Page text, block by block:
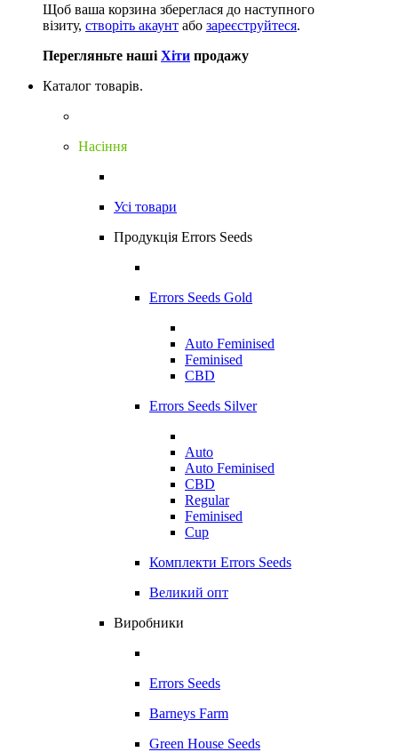
Щоб ваша корзина збереглася до наступного
візиту, створіть акаунт або зареєструйтеся.
Перегляньте наші Хіти продажу
Каталог товарів.
Насіння
Усі товари
Продукція Errors Seeds
Errors Seeds Gold
Auto Feminised
Feminised
CBD
Errors Seeds Silver
Auto
Auto Feminised
CBD
Regular
Feminised
Cup
Комплекти Errors Seeds
Великий опт
Виробники
Errors Seeds
Barneys Farm
Green House Seeds